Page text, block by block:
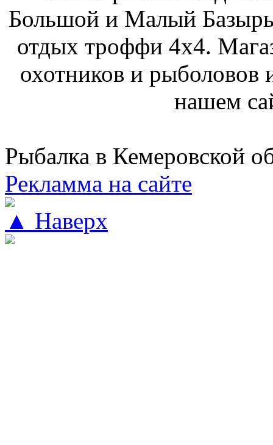
Большой и Малый
отдых троффи 4х4.
охотников и рыболовов
нашем
Рыбалка в Кемеровской
Рекламма на сайте
▲ Наверх